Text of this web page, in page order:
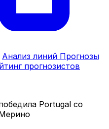
Анализ линий Прогнозы
прогнозистов
Portugal со